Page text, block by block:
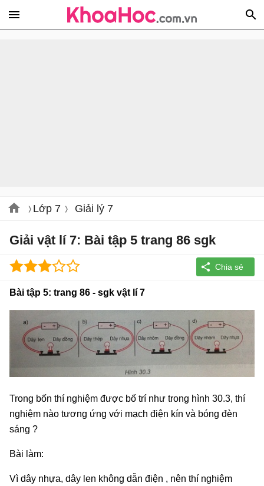
Lớp 7 Giải lý 7
Giải vật lí 7: Bài tập 5 trang 86 sgk
Bài tập 5: trang 86 - sgk vật lí 7
Trong bốn thí nghiệm được bố trí như trong hình 30.3, thí
nghiệm nào tương ứng với mạch điện kín và bóng đèn
sáng ?
Bài làm:
Vì dây nhựa, dây len không dẫn điện , nên thí nghiệm